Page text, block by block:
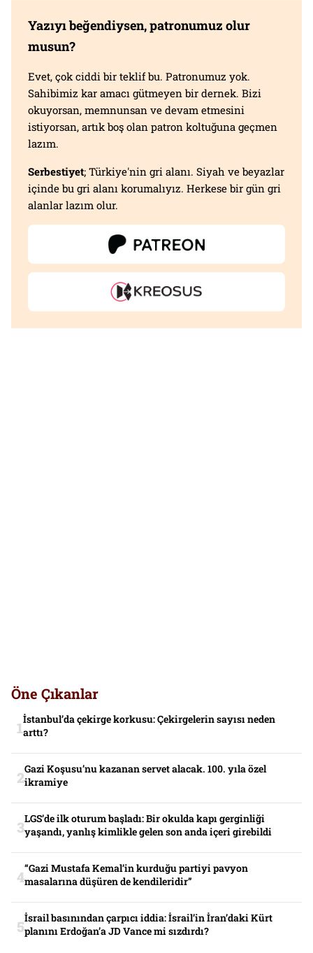
Yazıyı beğendiysen, patronumuz olur
musun?
Evet, çok ciddi bir teklif bu. Patronumuz yok.
Sahibimiz kar amacı gütmeyen bir dernek. Bizi
okuyorsan, memnunsan ve devam etmesini
istiyorsan, artık boş olan patron koltuğuna geçmen
lazım.
Serbestiyet; Türkiye'nin gri alanı. Siyah ve beyazlar
içinde bu gri alanı korumalıyız. Herkese bir gün gri
alanlar lazım olur.
Öne Çıkanlar
İstanbul’da çekirge korkusu: Çekirgelerin sayısı neden
arttı?
Gazi Koşusu’nu kazanan servet alacak. 100. yıla özel
ikramiye
LGS’de ilk oturum başladı: Bir okulda kapı gerginliği
yaşandı, yanlış kimlikle gelen son anda içeri girebildi
“Gazi Mustafa Kemal’in kurduğu partiyi pavyon
masalarına düşüren de kendileridir”
İsrail basınından çarpıcı iddia: İsrail’in İran’daki Kürt
planını Erdoğan’a JD Vance mi sızdırdı?